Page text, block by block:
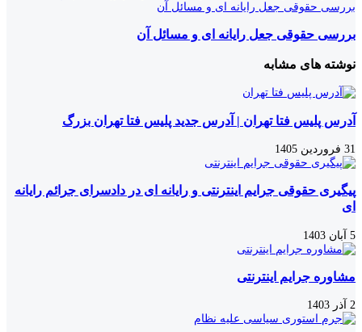
بررسی حقوقی جعل رایانه ای و مسائل آن
بررسی حقوقی جعل رایانه ای و مسائل آن
نوشته های مشابه
آدرس پلیس فتا تهران | آدرس جدید پلیس فتا تهران بزرگ
31 فروردین 1405
پیگیری حقوقی جرایم اینترنتی و رایانه ای در دادسرای جرائم رایانه
ای
5 آبان 1403
مشاوره جرایم اینترنتی
2 آذر 1403